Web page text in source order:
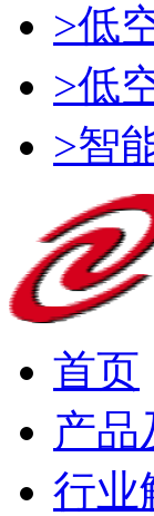
>低
>低
>智
首页
产品
行业